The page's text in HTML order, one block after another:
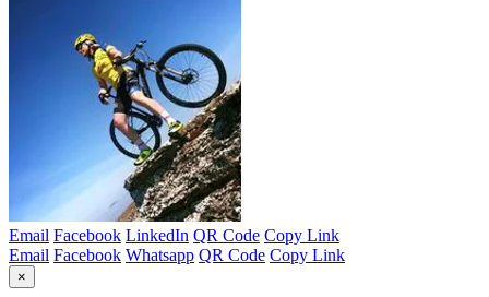
Email Facebook LinkedIn QR Code Copy Link
Email Facebook Whatsapp QR Code Copy Link
×